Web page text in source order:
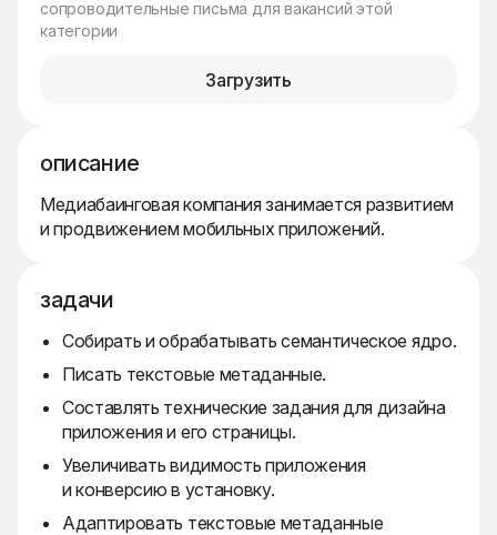
сопроводительные письма для вакансий этой
категории
Загрузить
описание
Медиабаинговая компания занимается развитием
и продвижением мобильных приложений.
задачи
Собирать и обрабатывать семантическое ядро.
Писать текстовые метаданные.
Составлять технические задания для дизайна
приложения и его страницы.
Увеличивать видимость приложения
и конверсию в установку.
Адаптировать текстовые метаданные